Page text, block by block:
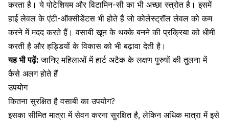
करता है। ये पोटेशियम औरविटामिन-सी का भी अच्छा स्त्रोत है। इसमें
हाई लेवल के एंटी-ऑक्सीडेंटस भी होते हैं जो कोलेस्ट्रॉल लेवल को कम
करने में मदद करते हैं। वसाबी खून के थक्के बनने की प्रक्रिया को धीमी
करती है और हड्डियों के विकास को भी बढ़ावा देती है।
यह भी पढ़ें: जानिए महिलाओं में हार्ट अटैक के लक्षण पुरुषों की तुलना में
कैसे अलग होते हैं
उपयोग
कितना सुरक्षित है वसाबी का उपयोग?
इसका सीमित मात्रा में सेवन करना सुरक्षित है, लेकिन अधिक मात्रा में इसे